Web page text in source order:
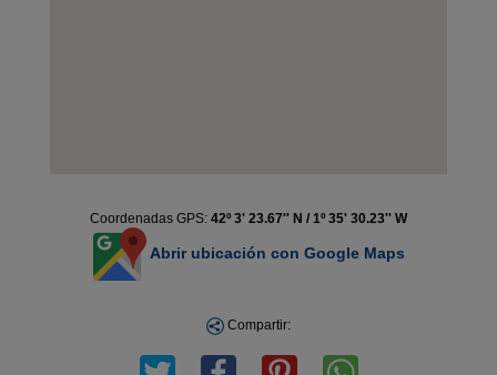
Coordenadas GPS: 42º 3' 23.67'' N / 1º 35' 30.23'' W
Abrir ubicación con Google Maps
Compartir: